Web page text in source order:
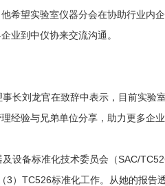
希望实验室仪器分会在协助行业内
业到中仪协来交流沟通。
长刘龙官在致辞中表示，目前实验
经验与兄弟单位分享，助力更多企业
设备标准化技术委员会（SAC/
3）TC526标准化工作。从她的报